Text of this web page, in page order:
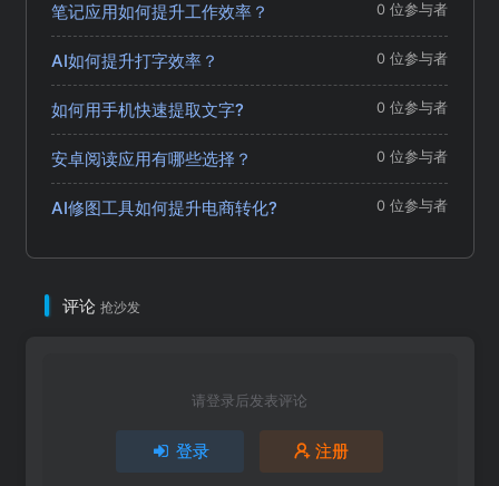
笔记应用如何提升工作效率？ 0 位参与者
AI如何提升打字效率？ 0 位参与者
如何用手机快速提取文字? 0 位参与者
安卓阅读应用有哪些选择？ 0 位参与者
AI修图工具如何提升电商转化? 0 位参与者
评论 抢沙发
请登录后发表评论
登录 注册